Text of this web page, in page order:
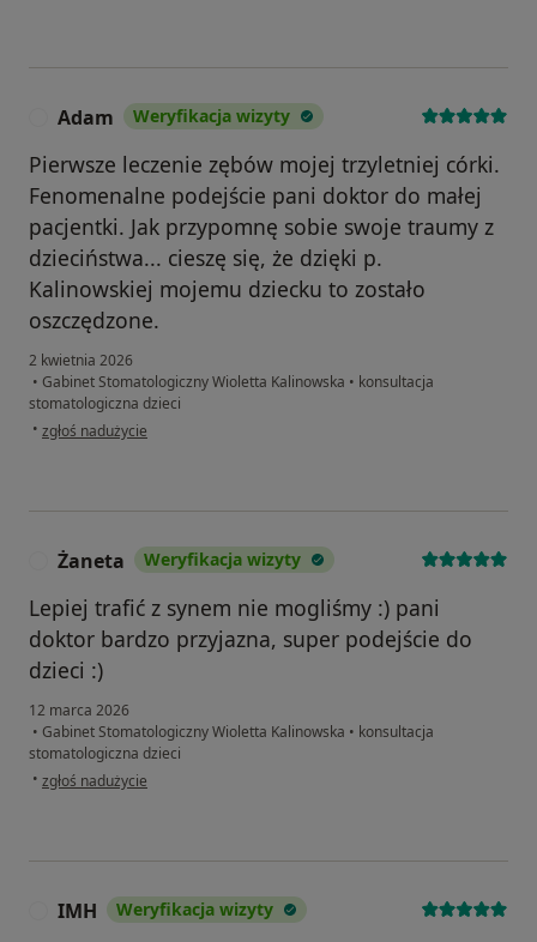
Adam Weryfikacja wizyty
Pierwsze leczenie zębów mojej trzyletniej córki.
Fenomenalne podejście pani doktor do małej
pacjentki. Jak przypomnę sobie swoje traumy z
dzieciństwa... cieszę się, że dzięki p.
Kalinowskiej mojemu dziecku to zostało
oszczędzone.
2 kwietnia 2026
• Gabinet Stomatologiczny Wioletta Kalinowska • konsultacja
stomatologiczna dzieci
• w opinii użytkownika Adam
zgłoś nadużycie
Żaneta Weryfikacja wizyty
Lepiej trafić z synem nie mogliśmy :) pani
doktor bardzo przyjazna, super podejście do
dzieci :)
12 marca 2026
• Gabinet Stomatologiczny Wioletta Kalinowska • konsultacja
stomatologiczna dzieci
• w opinii użytkownika Żaneta
zgłoś nadużycie
IMH Weryfikacja wizyty